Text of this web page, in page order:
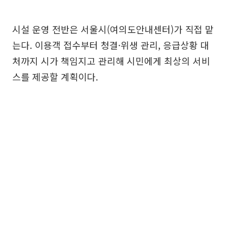
시설 운영 전반은 서울시(여의도안내센터)가 직접 맡
는다. 이용객 접수부터 청결·위생 관리, 응급상황 대
처까지 시가 책임지고 관리해 시민에게 최상의 서비
스를 제공할 계획이다.